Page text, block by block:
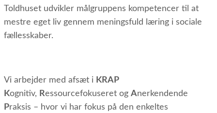
Toldhuset udvikler målgruppens kompetencer til at
mestre eget liv gennem meningsfuld læring i sociale
fællesskaber.
Vi arbejder med afsæt i KRAP
Kognitiv, Ressourcefokuseret og Anerkendende
Praksis – hvor vi har fokus på den enkeltes